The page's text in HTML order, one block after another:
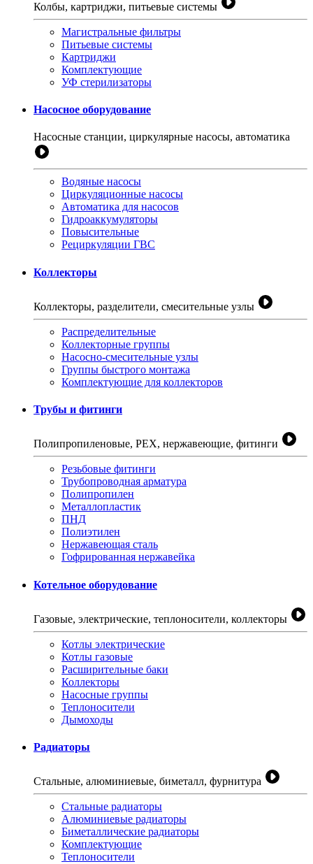
Колбы, картриджи, питьевые системы
Магистральные фильтры
Питьевые системы
Картриджи
Комплектующие
УФ стерилизаторы
Насосное оборудование
Насосные станции, циркулярные насосы, автоматика
Водяные насосы
Циркуляционные насосы
Автоматика для насосов
Гидроаккумуляторы
Повысительные
Рециркуляции ГВС
Коллекторы
Коллекторы, разделители, смесительные узлы
Распределительные
Коллекторные группы
Насосно-смесительные узлы
Группы быстрого монтажа
Комплектующие для коллекторов
Трубы и фитинги
Полипропиленовые, PEX, нержавеющие, фитинги
Резьбовые фитинги
Трубопроводная арматура
Полипропилен
Металлопластик
ПНД
Полиэтилен
Нержавеющая сталь
Гофрированная нержавейка
Котельное оборудование
Газовые, электрические, теплоносители, коллекторы
Котлы электрические
Котлы газовые
Расширительные баки
Коллекторы
Насосные группы
Теплоносители
Дымоходы
Радиаторы
Стальные, алюминиевые, биметалл, фурнитура
Стальные радиаторы
Алюминиевые радиаторы
Биметаллические радиаторы
Комплектующие
Теплоносители